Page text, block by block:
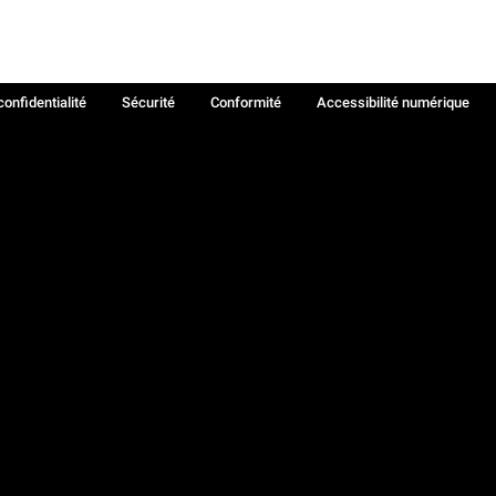
Sécurité Conformité
Accessibilité numérique